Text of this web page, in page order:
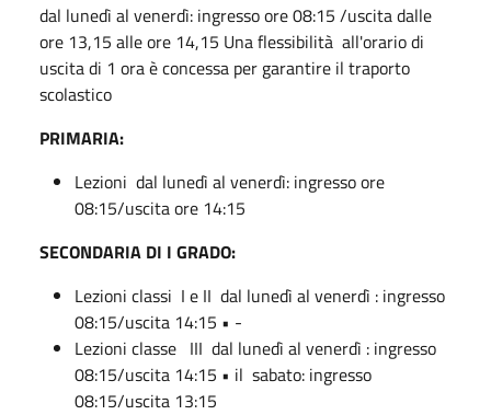
dal lunedì al venerdì: ingresso ore 08:15 /uscita dalle
ore 13,15 alle ore 14,15 Una flessibilità all'orario di
uscita di 1 ora è concessa per garantire il traporto
scolastico
PRIMARIA:
Lezioni dal lunedì al venerdì: ingresso ore
08:15/uscita ore 14:15
SECONDARIA DI I GRADO:
Lezioni classi I e II dal lunedì al venerdì : ingresso
08:15/uscita 14:15 • -
Lezioni classe III dal lunedì al venerdì : ingresso
08:15/uscita 14:15 • il sabato: ingresso
08:15/uscita 13:15